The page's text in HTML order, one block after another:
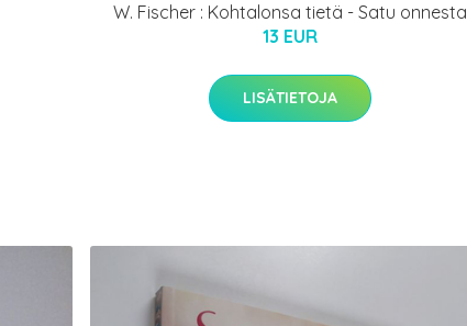
W. Fischer : Kohtalonsa tietä - Satu onnesta
13 EUR
LISÄTIETOJA